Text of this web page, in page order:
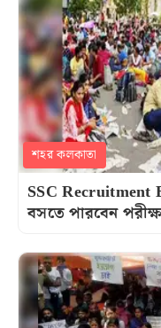
শহর কলকাতা
SSC Recruitment
বসতে পারবেন